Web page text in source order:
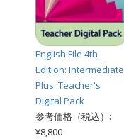
English File 4th
Edition: Intermediate
Plus: Teacher's
Digital Pack
参考価格（税込）:
¥8,800